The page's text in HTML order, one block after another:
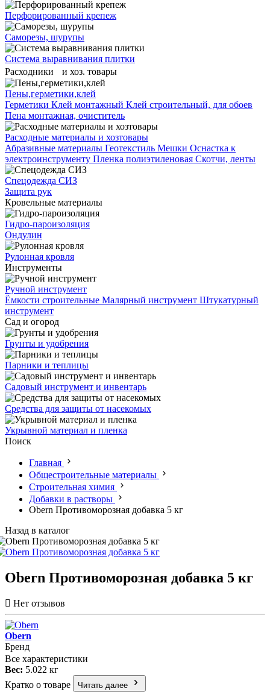
Перфорированный крепеж
Саморезы, шурупы
Система выравнивания плитĸи
Расходники и хоз. товары
Пены,герметики,клей
Герметики Клей монтажный Клей строительный, для обоев
Пена монтажная, очиститель
Расходные материалы и хозтовары
Абразивные материалы Геотекстиль Мешки Оснастка к
электроинструменту Пленка полиэтиленовая Скотчи, ленты
Спецодежда СИЗ
Защита рук
Кровельные материалы
Гидро-пароизоляция
Ондулин
Рулонная кровля
Инструменты
Ручной инструмент
Ёмкости строительные Малярный инструмент Штукатурный
инструмент
Сад и огород
Грунты и удобрения
Парники и теплицы
Садовый инструмент и инвентарь
Средства для защиты от насекомых
Укрывной материал и пленка
Поиск
Главная
Общестроительные материалы
Строительная химия
Добавки в растворы
Obern Противоморозная добавка 5 кг
Назад в каталог
Obern Противоморозная добавка 5 кг
Нет отзывов
Obern
Бренд
Все характеристики
Вес: 5.022 кг
Кратко о товаре
Читать далее